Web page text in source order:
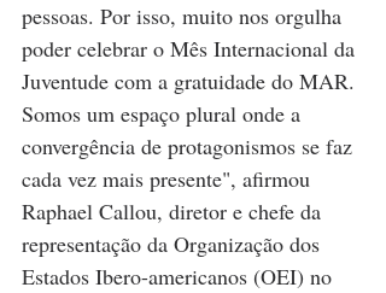
pessoas. Por isso, muito nos orgulha
poder celebrar o Mês Internacional da
Juventude com a gratuidade do MAR.
Somos um espaço plural onde a
convergência de protagonismos se faz
cada vez mais presente", afirmou
Raphael Callou, diretor e chefe da
representação da Organização dos
Estados Ibero-americanos (OEI) no